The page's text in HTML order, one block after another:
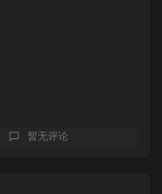
暂无评论